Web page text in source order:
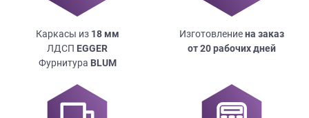
Каркасы из 18мм
ЛДСП EGGER
Фурнитура BLUM
Изготовлениена заказ
от 20 рабочих дней